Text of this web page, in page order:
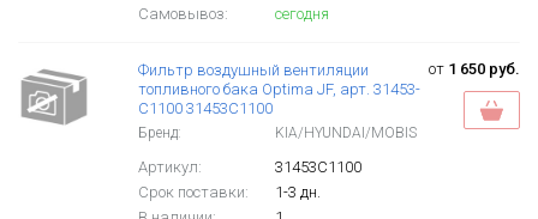
Самовывоз:
сегодня
Фильтр воздушный вентиляции
топливного бака Optima JF, арт. 31453-
C1100 31453C1100
Бренд: KIA/HYUNDAI/MOBIS
Артикул:
31453C1100
Срок поставки:
1-3 дн.
от 1 650 руб.